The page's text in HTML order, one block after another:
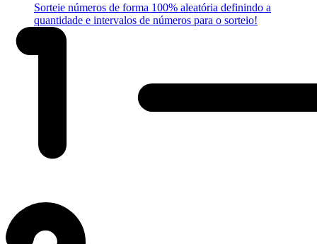
Sorteie números de forma 100% aleatória definindo a
quantidade e intervalos de números para o sorteio!